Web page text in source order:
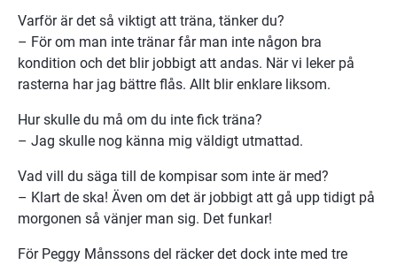
Varför är det så viktigt att träna, tänker du?
– För om man inte tränar får man inte någon bra
kondition och det blir jobbigt att andas. När vi leker på
rasterna har jag bättre flås. Allt blir enklare liksom.
Hur skulle du må om du inte fick träna?
– Jag skulle nog känna mig väldigt utmattad.
Vad vill du säga till de kompisar som inte är med?
– Klart de ska! Även om det är jobbigt att gå upp tidigt på
morgonen så vänjer man sig. Det funkar!
För Peggy Månssons del räcker det dock inte med tre